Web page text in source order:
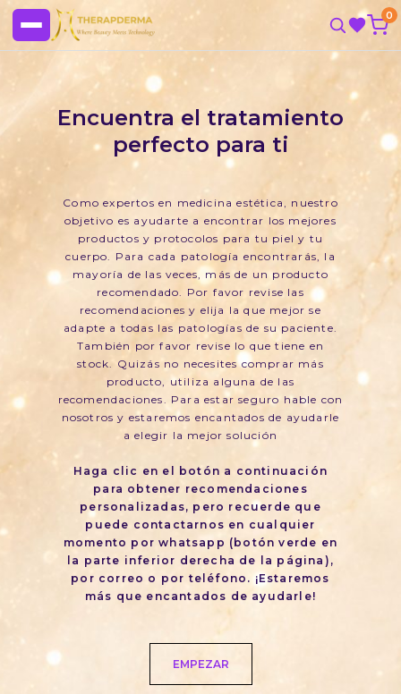
0
Encuentra el tratamiento
perfecto para ti
Como expertos en medicina estética, nuestro
objetivo es ayudarte a encontrar los mejores
productos y protocolos para tu piel y tu
cuerpo. Para cada patología encontrarás, la
mayoría de las veces, más de un producto
recomendado. Por favor revise las
recomendaciones y elija la que mejor se
adapte a todas las patologías de su paciente.
También por favor revise lo que tiene en
stock. Quizás no necesites comprar más
producto, utiliza alguna de las
recomendaciones. Para estar seguro hable con
nosotros y estaremos encantados de ayudarle
a elegir la mejor solución
Haga clic en el botón a continuación
para obtener recomendaciones
personalizadas, pero recuerde que
puede contactarnos en cualquier
momento por whatsapp (botón verde en
la parte inferior derecha de la página),
por correo o por teléfono. ¡Estaremos
más que encantados de ayudarle!
EMPEZAR